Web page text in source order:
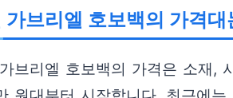
가브리엘 호보백의 가격
브리엘 호보백의 가격은 소재,